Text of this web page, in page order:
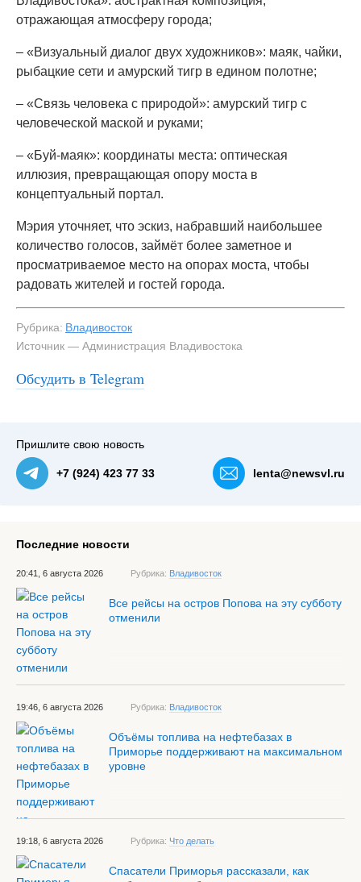
отражающая атмосферу города;
– «Визуальный диалог двух художников»: маяк, чайки,
рыбацкие сети и амурский тигр в едином полотне;
– «Связь человека с природой»: амурский тигр с
человеческой маской и руками;
– «Буй-маяк»: координаты места: оптическая
иллюзия, превращающая опору моста в
концептуальный портал.
Мэрия уточняет, что эскиз, набравший наибольшее
количество голосов, займёт более заметное и
просматриваемое место на опорах моста, чтобы
радовать жителей и гостей города.
Рубрика: Владивосток
Источник — Администрация Владивостока
Обсудить в Telegram
#3
Пришлите свою новость
+7 (924) 423 77 33 lenta@newsvl.ru
Последние новости
20:41, 6 августа 2026 Рубрика: Владивосток
Все рейсы на остров Попова на эту субботу
отменили
19:46, 6 августа 2026 Рубрика: Владивосток
Объёмы топлива на нефтебазах в
Приморье поддерживают на максимальном
уровне
19:18, 6 августа 2026 Рубрика: Что делать
Спасатели Приморья рассказали, как